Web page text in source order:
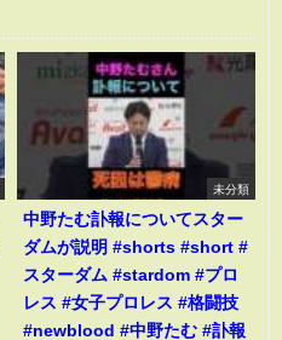
未分類
中野たむ訃報についてスター
ダムが説明 #shorts #short #
スターダム #stardom #プロ
レス #女子プロレス #格闘技
#newblood #中野たむ #訃報